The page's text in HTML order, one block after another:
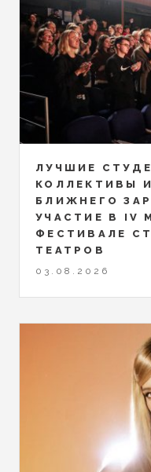
ЛУЧШИЕ
КОЛЛЕКТИВЫ
БЛИЖНЕГО
УЧАСТИЕ В IV
ФЕСТИВАЛЕ
ТЕАТРОВ
03.08.2026